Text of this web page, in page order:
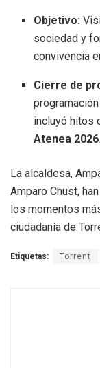
Objetivo:
sociedad y
convivencia
Cierre de
incluyó hitos
Atenea 2026.
La alcaldesa,
Amparo Chust,
los momentos
ciudadanía de
Etiquetas: Torrent